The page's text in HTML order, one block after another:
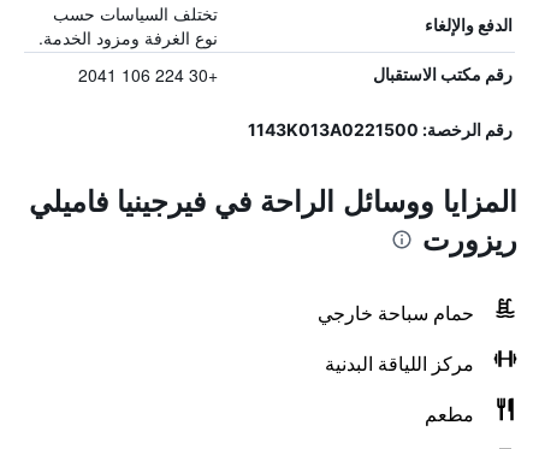
الدفع والإلغاء
تختلف السياسات حسب
نوع الغرفة ومزود الخدمة.
رقم مكتب الاستقبال +30 224 106 2041
رقم الرخصة: 1143K013A0221500
المزايا ووسائل الراحة في فيرجينيا فاميلي
ريزورت
حمام سباحة خارجي
مركز اللياقة البدنية
مطعم